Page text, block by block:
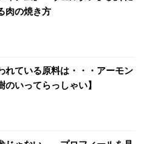
肉の焼き方
れている原料は・・・アーモン
のいってらっしゃい】